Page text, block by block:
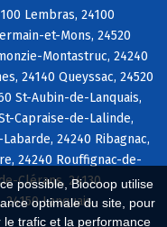
possible, Biocoop utilise
optimale du site, pour
trafic et la performance
Lembras, 24100
et-Mons, 24520
Montastruc, 24240
24140 Queyssac, 24520
St-Aubin-de-Lanquais,
Capraise-de-Lalinde,
24240 Ribagnac,
24240 Rouffignac-de-
Clérans, 24130
24150 Lanquais